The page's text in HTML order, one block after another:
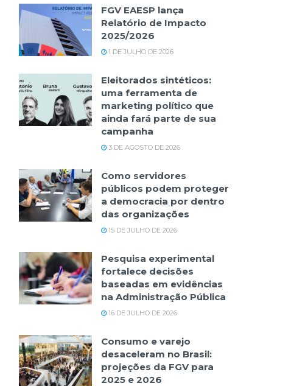
FGV EAESP lança
Relatório de Impacto
2025/2026
1 DE JULHO DE 2026
Eleitorados sintéticos:
uma ferramenta de
marketing político que
ainda fará parte de sua
campanha
3 DE AGOSTO DE 2026
Como servidores
públicos podem proteger
a democracia por dentro
das organizações
15 DE JULHO DE 2026
Pesquisa experimental
fortalece decisões
baseadas em evidências
na Administração Pública
16 DE JULHO DE 2026
Consumo e varejo
desaceleram no Brasil:
projeções da FGV para
2025 e 2026